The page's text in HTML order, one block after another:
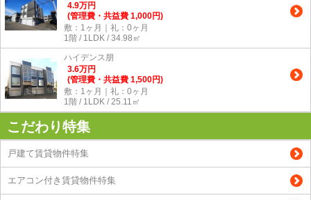
4.9万円
(管理費・共益費 1,000円)
敷：1ヶ月｜礼：0ヶ月
1階 / 1LDK / 34.98㎡
ハイデンス朋
3.6万円
(管理費・共益費 1,500円)
敷：1ヶ月｜礼：0ヶ月
1階 / 1LDK / 25.11㎡
こだわり特集
戸建て賃貸物件特集
エアコン付き賃貸物件特集